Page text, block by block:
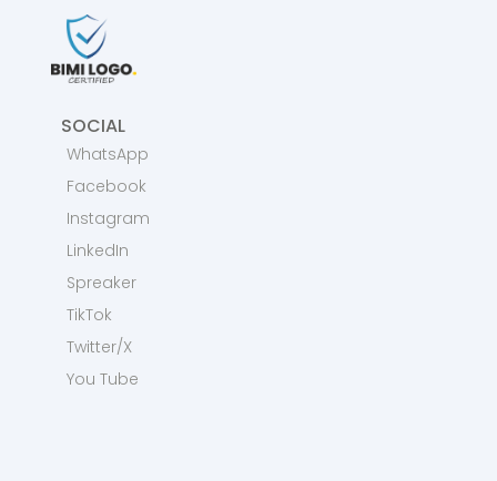
SOCIAL
WhatsApp
Facebook
Instagram
LinkedIn
Spreaker
TikTok
Twitter/X
You Tube